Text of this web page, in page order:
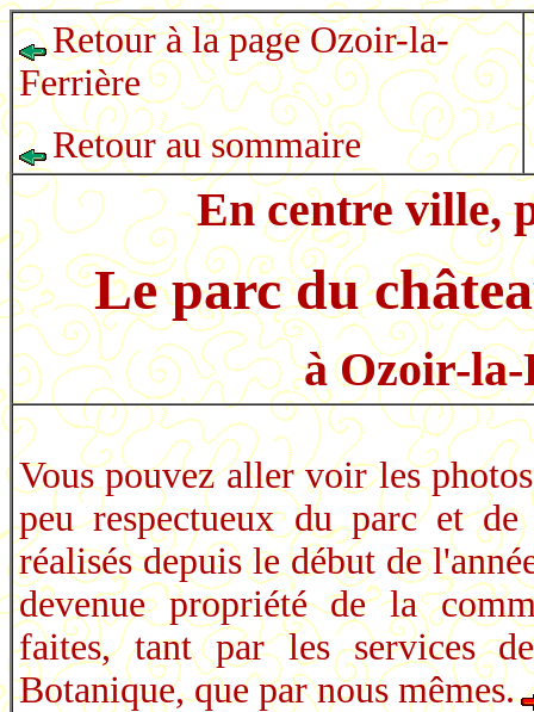
Retour à la page Ozoir-la-
Ferrière
Retour au sommaire
En centre ville,
Le parc du
à Ozoir-
Vous pouvez aller voir les
peu respectueux du parc et
réalisés depuis le début de
devenue propriété de la
faites, tant par les services
Botanique, que par nous mêmes.